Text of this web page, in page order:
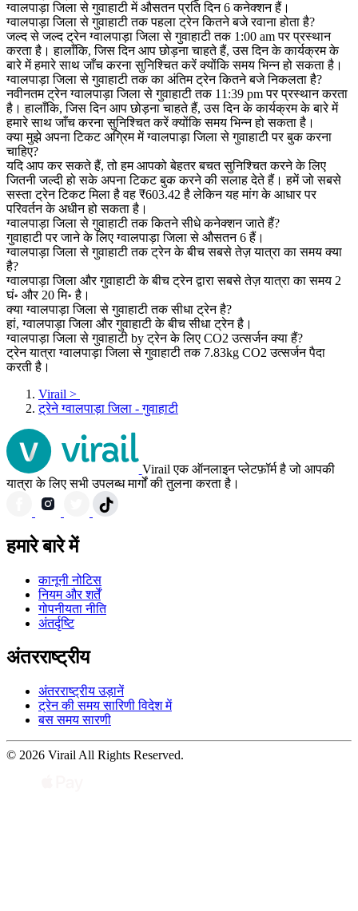
ग्वालपाड़ा जिला से गुवाहाटी में औसतन प्रति दिन 6 कनेक्शन हैं।
ग्वालपाड़ा जिला से गुवाहाटी तक पहला ट्रेन कितने बजे रवाना होता है?
जल्द से जल्द ट्रेन ग्वालपाड़ा जिला से गुवाहाटी तक 1:00 am पर प्रस्थान
करता है। हालाँकि, जिस दिन आप छोड़ना चाहते हैं, उस दिन के कार्यक्रम के
बारे में हमारे साथ जाँच करना सुनिश्चित करें क्योंकि समय भिन्न हो सकता है।
ग्वालपाड़ा जिला से गुवाहाटी तक का अंतिम ट्रेन कितने बजे निकलता है?
नवीनतम ट्रेन ग्वालपाड़ा जिला से गुवाहाटी तक 11:39 pm पर प्रस्थान करता
है। हालाँकि, जिस दिन आप छोड़ना चाहते हैं, उस दिन के कार्यक्रम के बारे में
हमारे साथ जाँच करना सुनिश्चित करें क्योंकि समय भिन्न हो सकता है।
क्या मुझे अपना टिकट अग्रिम में ग्वालपाड़ा जिला से गुवाहाटी पर बुक करना
चाहिए?
यदि आप कर सकते हैं, तो हम आपको बेहतर बचत सुनिश्चित करने के लिए
जितनी जल्दी हो सके अपना टिकट बुक करने की सलाह देते हैं। हमें जो सबसे
सस्ता ट्रेन टिकट मिला है वह ₹603.42 है लेकिन यह मांग के आधार पर
परिवर्तन के अधीन हो सकता है।
ग्वालपाड़ा जिला से गुवाहाटी तक कितने सीधे कनेक्शन जाते हैं?
गुवाहाटी पर जाने के लिए ग्वालपाड़ा जिला से औसतन 6 हैं।
ग्वालपाड़ा जिला से गुवाहाटी तक ट्रेन के बीच सबसे तेज़ यात्रा का समय क्या
है?
ग्वालपाड़ा जिला और गुवाहाटी के बीच ट्रेन द्वारा सबसे तेज़ यात्रा का समय 2
घं॰ और 20 मि॰ है।
क्या ग्वालपाड़ा जिला से गुवाहाटी तक सीधा ट्रेन है?
हां, ग्वालपाड़ा जिला और गुवाहाटी के बीच सीधा ट्रेन है।
ग्वालपाड़ा जिला से गुवाहाटी by ट्रेन के लिए CO2 उत्सर्जन क्या हैं?
ट्रेन यात्रा ग्वालपाड़ा जिला से गुवाहाटी तक 7.83kg CO2 उत्सर्जन पैदा
करती है।
Virail >
ट्रेने ग्वालपाड़ा जिला - गुवाहाटी
Virail एक ऑनलाइन प्लेटफ़ॉर्म है जो आपकी
यात्रा के लिए सभी उपलब्ध मार्गों की तुलना करता है।
हमारे बारे में
कानूनी नोटिस
नियम और शर्तें
गोपनीयता नीति
अंतर्दृष्टि
अंतरराष्ट्रीय
अंतरराष्ट्रीय उड़ानें
ट्रेन की समय सारिणी विदेश में
बस समय सारणी
© 2026 Virail All Rights Reserved.